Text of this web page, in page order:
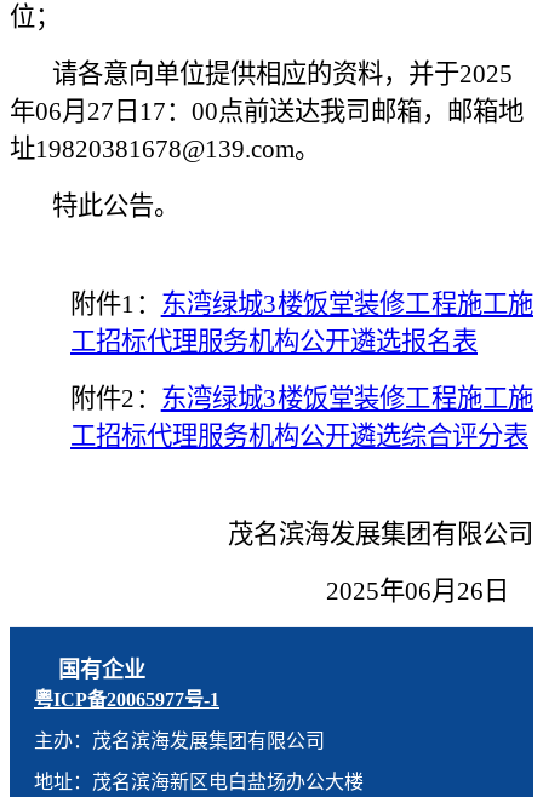
位；
请各意向单位提供相应的资料，并于2025
年06月 27 日 17：00点前送达我司邮箱，邮箱地
址19820381678@139.com。
特此公告。
附件1： 东湾绿城3楼饭堂装修工程施工施
工招标代理服务机构公开遴选报名表
附件2： 东湾绿城3楼饭堂装修工程施工施
工招标代理服务机构公开遴选综合评分表
茂名滨海发展集团有限公司
2025年06月 26 日
国有企业
粤ICP备20065977号-1
主办：茂名滨海发展集团有限公司
地址：茂名滨海新区电白盐场办公大楼